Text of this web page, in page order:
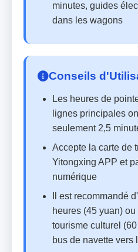
minutes, guides
dans les wagons
Conseils
Les heures de
lignes principales
seulement 2,5
Accepte la carte de
Yitongxing APP et
numérique
Il est recommandé
heures (45 yuan)
tourisme culturel
bus de navette vers